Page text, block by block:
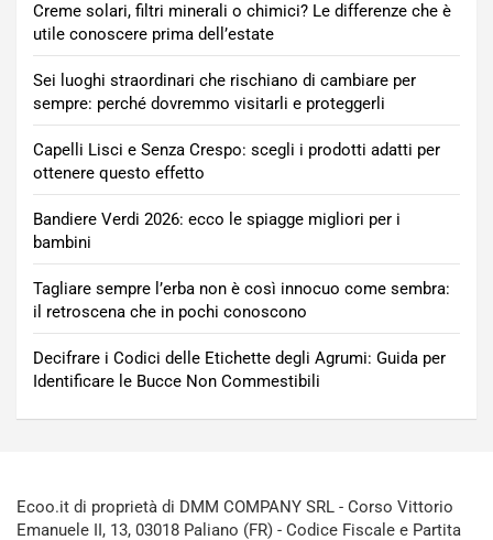
Creme solari, filtri minerali o chimici? Le differenze che è
utile conoscere prima dell’estate
Sei luoghi straordinari che rischiano di cambiare per
sempre: perché dovremmo visitarli e proteggerli
Capelli Lisci e Senza Crespo: scegli i prodotti adatti per
ottenere questo effetto
Bandiere Verdi 2026: ecco le spiagge migliori per i
bambini
Tagliare sempre l’erba non è così innocuo come sembra:
il retroscena che in pochi conoscono
Decifrare i Codici delle Etichette degli Agrumi: Guida per
Identificare le Bucce Non Commestibili
Ecoo.it di proprietà di DMM COMPANY SRL - Corso Vittorio
Emanuele II, 13, 03018 Paliano (FR) - Codice Fiscale e Partita